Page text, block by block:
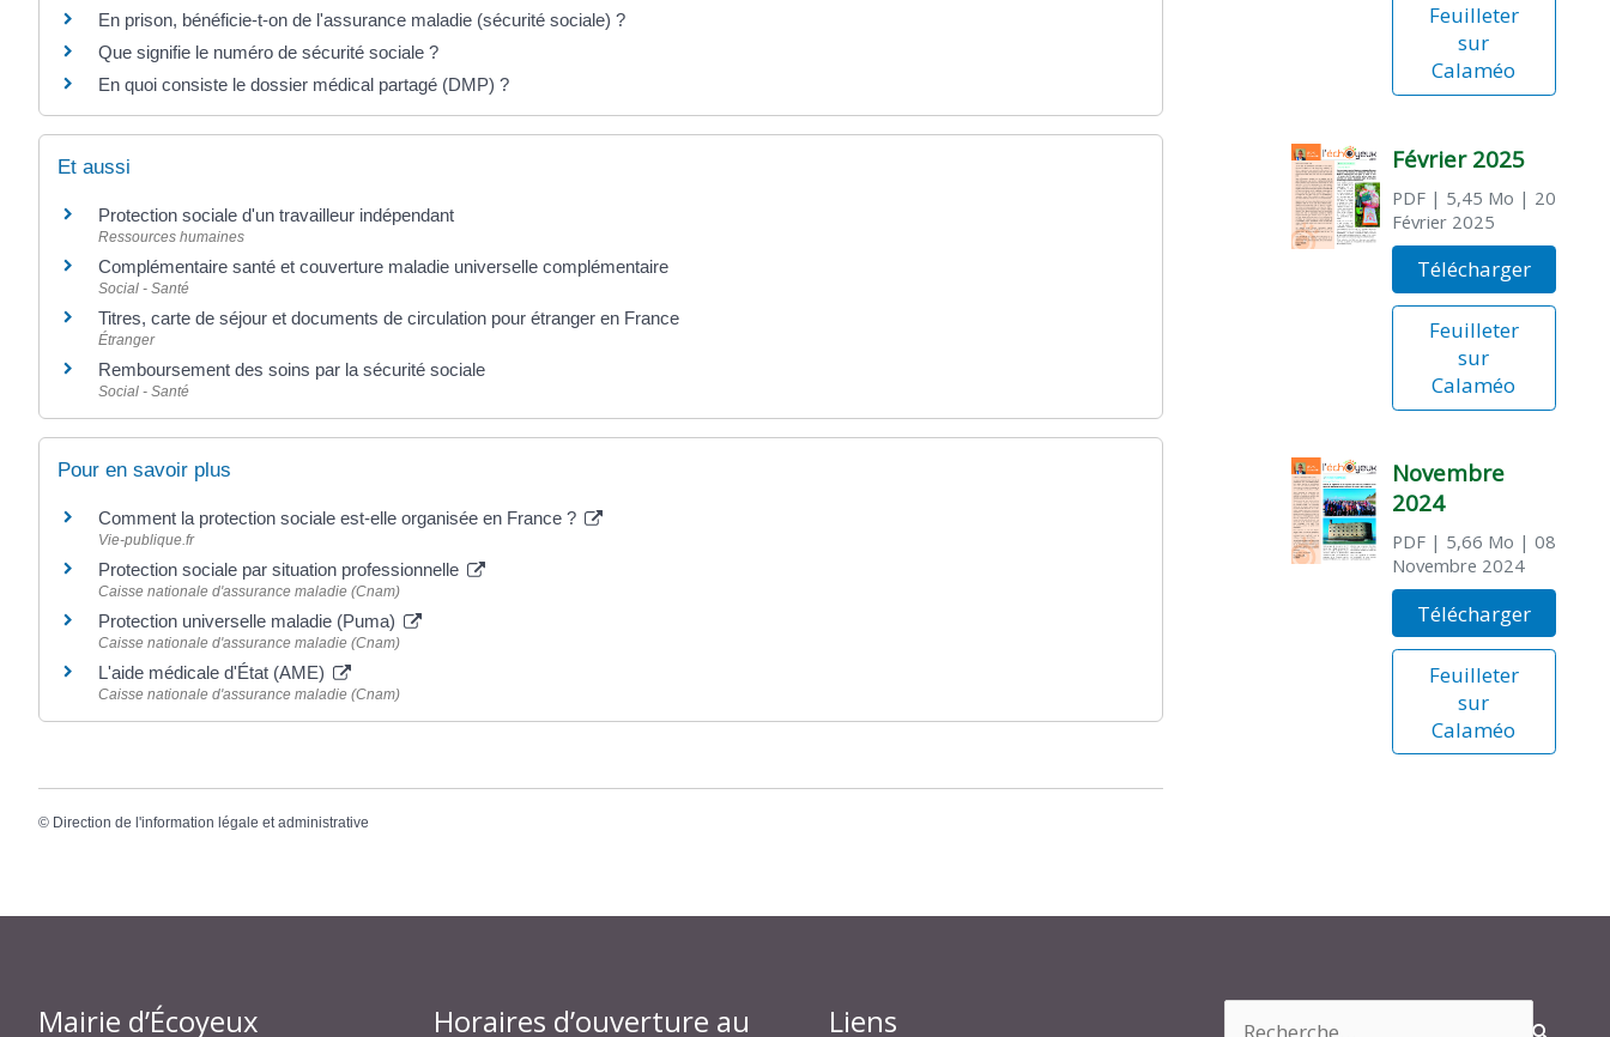
En prison, bénéficie-t-on de l'assurance maladie (sécurité sociale) ?
Que signifie le numéro de sécurité sociale ?
En quoi consiste le dossier médical partagé (DMP) ?
Et aussi
Protection sociale d'un travailleur indépendant
Ressources humaines
Complémentaire santé et couverture maladie universelle complémentaire
Social - Santé
Titres, carte de séjour et documents de circulation pour étranger en France
Étranger
Remboursement des soins par la sécurité sociale
Social - Santé
Pour en savoir plus
Comment la protection sociale est-elle organisée en France ?
Vie-publique.fr
Protection sociale par situation professionnelle
Caisse nationale d'assurance maladie (Cnam)
Protection universelle maladie (Puma)
Caisse nationale d'assurance maladie (Cnam)
L'aide médicale d'État (AME)
Caisse nationale d'assurance maladie (Cnam)
© Direction de l'information légale et administrative
Feuilleter
sur
Calaméo
Février 2025
PDF| 5,45 Mo | 20
Février 2025
Télécharger
Feuilleter
sur
Calaméo
Novembre
2024
PDF| 5,66 Mo | 08
Novembre 2024
Télécharger
Feuilleter
sur
Calaméo
Mairie d’Écoyeux Horaires d’ouverture au Liens